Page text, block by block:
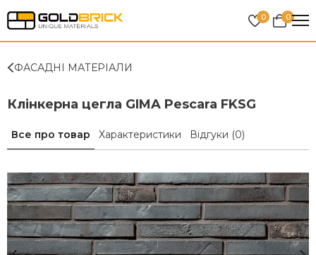
0 0
ФАСАДНІ МАТЕРІАЛИ
Клінкерна цегла GIMA Pescara FKSG
Все про товар Характеристики Відгуки (0)